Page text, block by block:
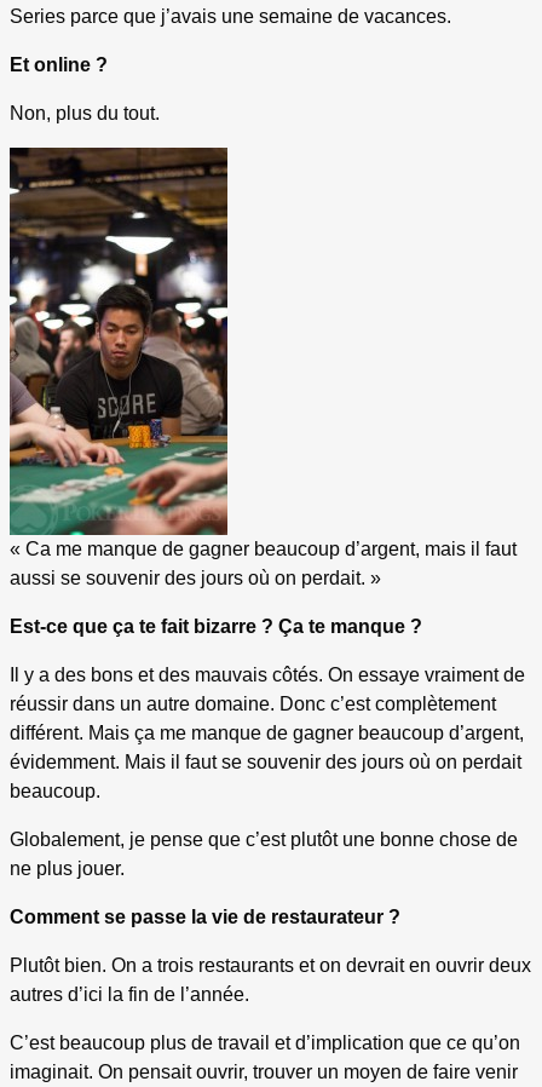
Series parce que j’avais une semaine de vacances.
Et online ?
Non, plus du tout.
« Ca me manque de gagner beaucoup d’argent, mais il faut
aussi se souvenir des jours où on perdait. »
Est-ce que ça te fait bizarre ? Ça te manque ?
Il y a des bons et des mauvais côtés. On essaye vraiment de
réussir dans un autre domaine. Donc c’est complètement
différent. Mais ça me manque de gagner beaucoup d’argent,
évidemment. Mais il faut se souvenir des jours où on perdait
beaucoup.
Globalement, je pense que c’est plutôt une bonne chose de
ne plus jouer.
Comment se passe la vie de restaurateur ?
Plutôt bien. On a trois restaurants et on devrait en ouvrir deux
autres d’ici la fin de l’année.
C’est beaucoup plus de travail et d’implication que ce qu’on
imaginait. On pensait ouvrir, trouver un moyen de faire venir